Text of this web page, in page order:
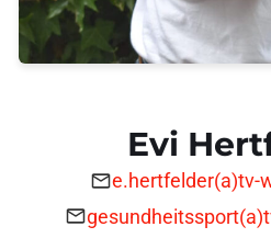
Evi
e.hertfelder(a)tv-